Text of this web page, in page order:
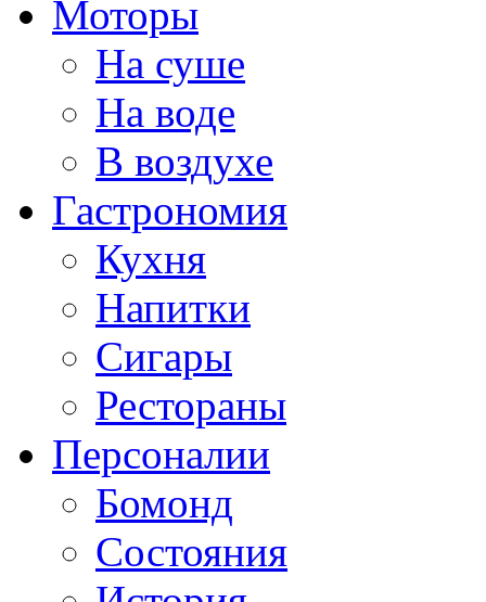
Моторы
На суше
На воде
В воздухе
Гастрономия
Кухня
Напитки
Сигары
Рестораны
Персоналии
Бомонд
Состояния